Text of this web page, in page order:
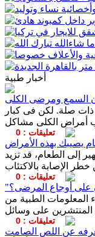
أخبار طبية
السمع ومرضى الكلى
ذات صلة. لكن فى كبار
تعليقات : 0
يصيبك بهذه الأمراض
إلى الطعام، قد تزيد
تعليقات : 0
على أوجاع المرضى؟
المعلومات الطبية من
تعليقات : 0
عن اللص الصامت